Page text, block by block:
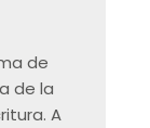
de
de la
A